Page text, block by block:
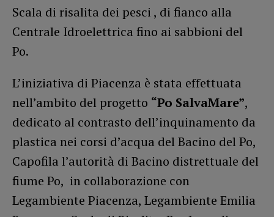
Scala di risalita dei pesci , di fianco alla
Centrale Idroelettrica fino ai sabbioni del
Po.
L’iniziativa di Piacenza è stata effettuata
nell’ambito del progetto “Po SalvaMare”,
dedicato al contrasto dell’inquinamento da
plastica nei corsi d’acqua del Bacino del Po,
Capofila l’autorità di Bacino distrettuale del
fiume Po, in collaborazione con
Legambiente Piacenza, Legambiente Emilia